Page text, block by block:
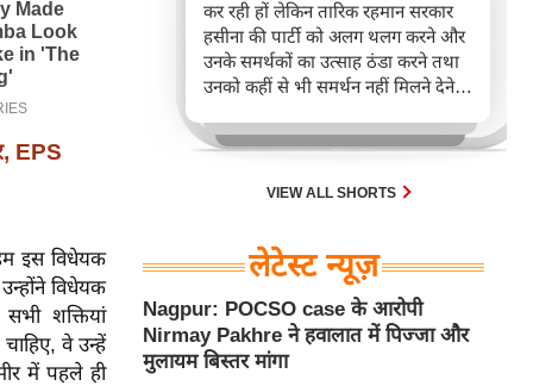
EPS
इस विधेयक
विधेयक
शक्तियां
वे उन्हें
में पहले ही
कर रही हों लेकिन तारिक रहमान सरकार
हसीना की पार्टी को अलग थलग करने और
उनके समर्थकों का उत्साह ठंडा करने तथा
उनको कहीं से भी समर्थन नहीं मिलने देने
VIEW ALL SHORTS
लेटेस्ट न्यूज़
Nagpur: POCSO case के आरोपी
Nirmay Pakhre ने हवालात में पिज्जा और
मुलायम बिस्तर मांगा